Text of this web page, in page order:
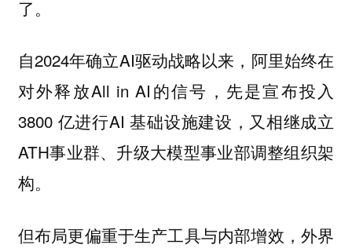
了。
自2024年确立AI驱动战略以来，阿里始终在
对外释放All in AI的信号，先是宣布投入
3800 亿进行AI 基础设施建设，又相继成立
ATH事业群、升级大模型事业部调整组织架
构。
但布局更偏重于生产工具与内部增效，外界